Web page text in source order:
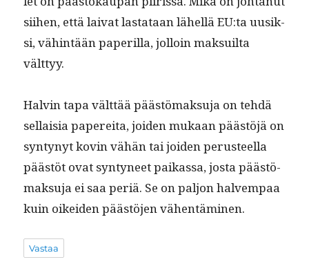
siihen, että lai­vat las­tataan lähel­lä EU:ta uusik­
si, vähin­tään paper­il­la, jol­loin mak­suil­ta
välttyy.
Halvin tapa vält­tää päästö­mak­su­ja on tehdä
sel­l­aisia papere­i­ta, joiden mukaan päästöjä on
syn­tynyt kovin vähän tai joiden perus­teel­la
päästöt ovat syn­tyneet paikas­sa, jos­ta päästö­
mak­su­ja ei saa per­iä. Se on paljon halvem­paa
kuin oikei­den päästö­jen vähentäminen.
Vastaa